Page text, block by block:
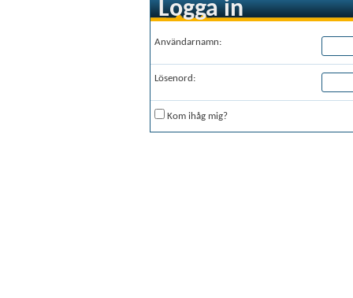
Logga in
Användarnamn:
Lösenord:
Kom ihåg mig?